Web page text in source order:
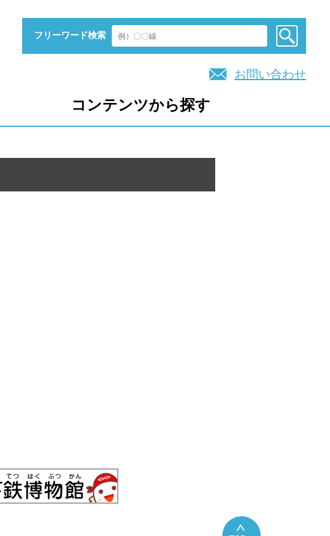
フリーワード検索
お問い合わせ
コンテンツから探す